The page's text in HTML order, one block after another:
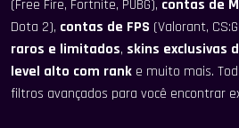
(Free Fire, Fortnite, PUBG), contas de
Dota 2), contas de FPS (Valorant,
raros e limitados, skins exclusivas
level alto com rank e muito mais.
filtros avançados para você encontrar